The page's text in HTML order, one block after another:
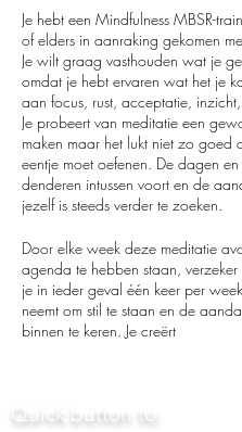
Je hebt een Mindfulness MBSR-
of elders in aanraking gekomen
Je wilt graag vasthouden wat je
omdat je hebt ervaren wat het je
aan focus, rust, acceptatie,
Je probeert van meditatie een
maken maar het lukt niet zo goed
eentje moet oefenen. De dagen
denderen intussen voort en de
jezelf is steeds verder te zoeken.
Door elke week deze meditatie
agenda te hebben staan,
je in ieder geval één keer per
neemt om stil te staan en de
binnen te keren. Je creërt
Quick button to: